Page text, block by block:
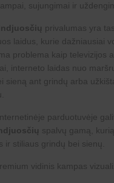
sujungimai ir
privalumas yra
laidus, kurie dažniausiai
problema kaip televizijos
interneto laidas nuo
sieną ant grindų arba
parduotuvėje
spalvų gamą,
ir stiliaus grindų bei sienų.